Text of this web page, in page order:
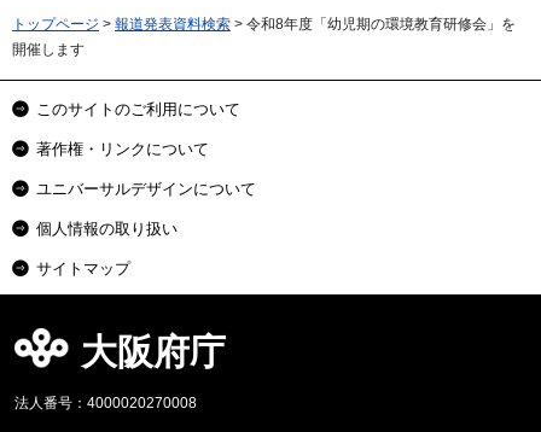
トップページ > 報道発表資料検索 > 令和8年度「幼児期の環境教育研修会」を
開催します
このサイトのご利用について
著作権・リンクについて
ユニバーサルデザインについて
個人情報の取り扱い
サイトマップ
大阪府庁
法人番号：4000020270008